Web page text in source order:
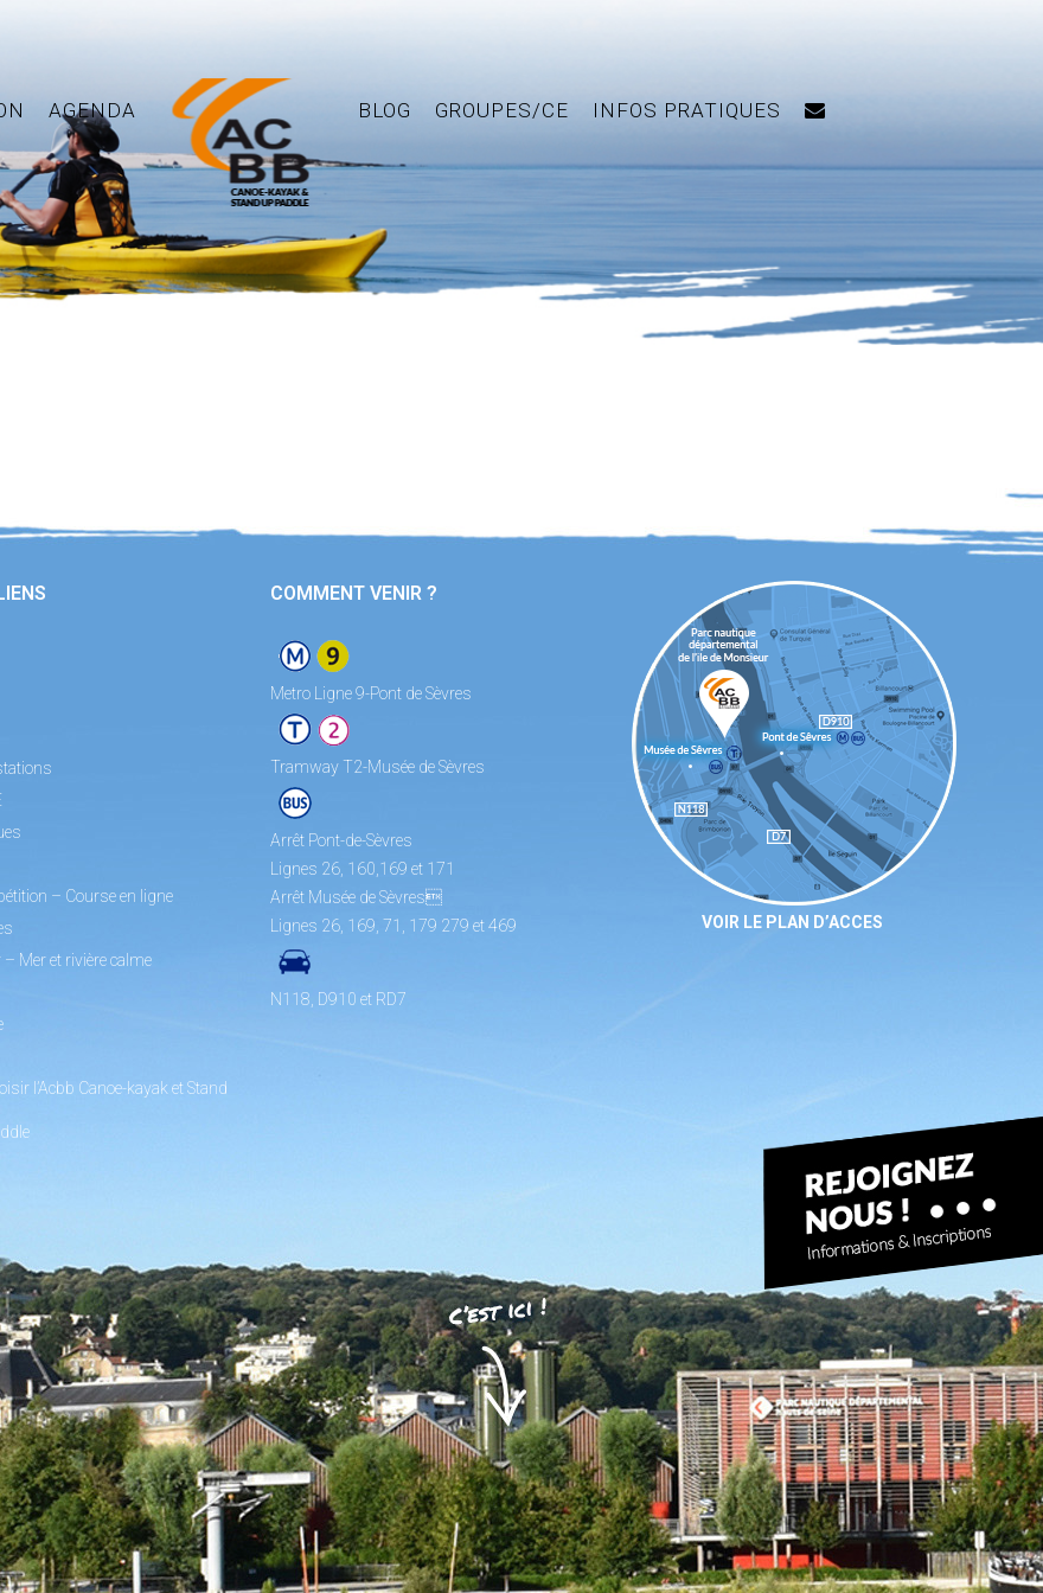
AGENDA BLOG GROUPES/CE INFOS PRATIQUES
– Course en ligne
Mer et rivière calme
l’Acbb Canoe-kayak et Stand
COMMENT VENIR ?
Metro Ligne 9-Pont de Sèvres
Tramway T2-Musée de Sèvres
Arrêt Pont-de-Sèvres
Lignes 26, 160,169 et 171
Arrêt Musée de Sèvres
Lignes 26, 169, 71, 179 279 et 469
N118, D910 et RD7
VOIR LE PLAN D’ACCES